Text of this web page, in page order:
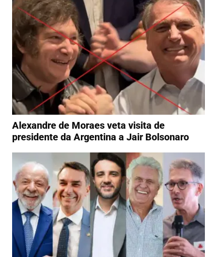
Alexandre de Moraes veta visita de
presidente da Argentina a Jair Bolsonaro